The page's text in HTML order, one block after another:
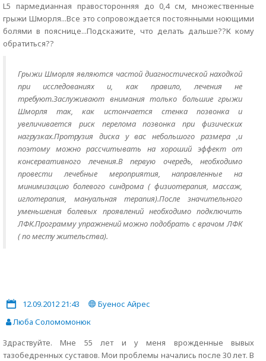
L5 пармедианная правосторонняя до 0,4 см, множественные
грыжи Шморля...Все это сопровождается постоянными ноющими
болями в пояснице...Подскажите, что делать дальше??К кому
обратиться??
Грыжи Шморля являются частой диагностической находкой
при исследованиях и, как правило, лечения не
требуют.Заслуживают внимания только большие грыжи
Шморля так, как истончается стенка позвонка и
увеличивается риск перелома позвонка при физических
нагрузках.Протрузия диска у вас небольшого размера ,и
поэтому можно рассчитывать на хороший эффект от
консервативного лечения.В первую очередь, необходимо
провести лечебные мероприятия, направленные на
минимизацию болевого синдрома ( физиотерапия, массаж,
иглотерапия, мануальная терапия).После значительного
уменьшения болевых проявлений необходимо подключить
ЛФК.Программу упражнений можно подобрать с врачом ЛФК
( по месту жительства).
12.09.2012 21:43
Буенос Айрес
Люба Соломомонюк
Здраствуйте. Мне 55 лет и у меня врожденные вывых
тазобедренных суставов. Мои проблемы начались после 30 лет. В